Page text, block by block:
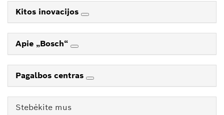
Kitos inovacijos
Apie „Bosch“
Pagalbos centras
Stebėkite mus